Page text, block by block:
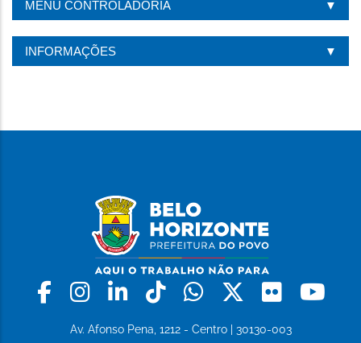
MENU CONTROLADORIA
INFORMAÇÕES
Facebook
Instagram
LinkedinTiktokWhatsapp
X Flickr
Av. Afonso Pena, 1212 - Centro | 30130-003